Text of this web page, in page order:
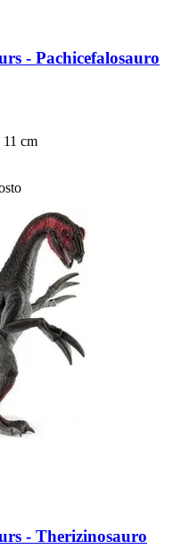
-​ Pachicefalosauro
cm
-​ Therizinosauro